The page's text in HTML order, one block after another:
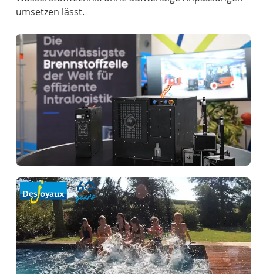
umsetzen lässt.